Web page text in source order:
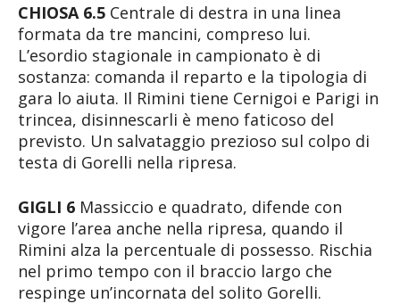
CHIOSA 6.5 Centrale di destra in una linea
formata da tre mancini, compreso lui.
L’esordio stagionale in campionato è di
sostanza: comanda il reparto e la tipologia di
gara lo aiuta. Il Rimini tiene Cernigoi e Parigi in
trincea, disinnescarli è meno faticoso del
previsto. Un salvataggio prezioso sul colpo di
testa di Gorelli nella ripresa.
GIGLI 6 Massiccio e quadrato, difende con
vigore l’area anche nella ripresa, quando il
Rimini alza la percentuale di possesso. Rischia
nel primo tempo con il braccio largo che
respinge un’incornata del solito Gorelli.